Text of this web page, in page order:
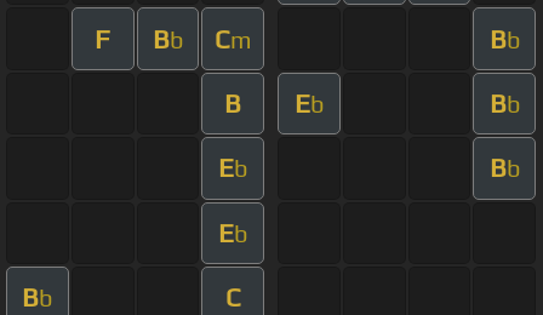
F Bb Cm Bb
B Eb Bb
Eb Bb
Eb
Bb C